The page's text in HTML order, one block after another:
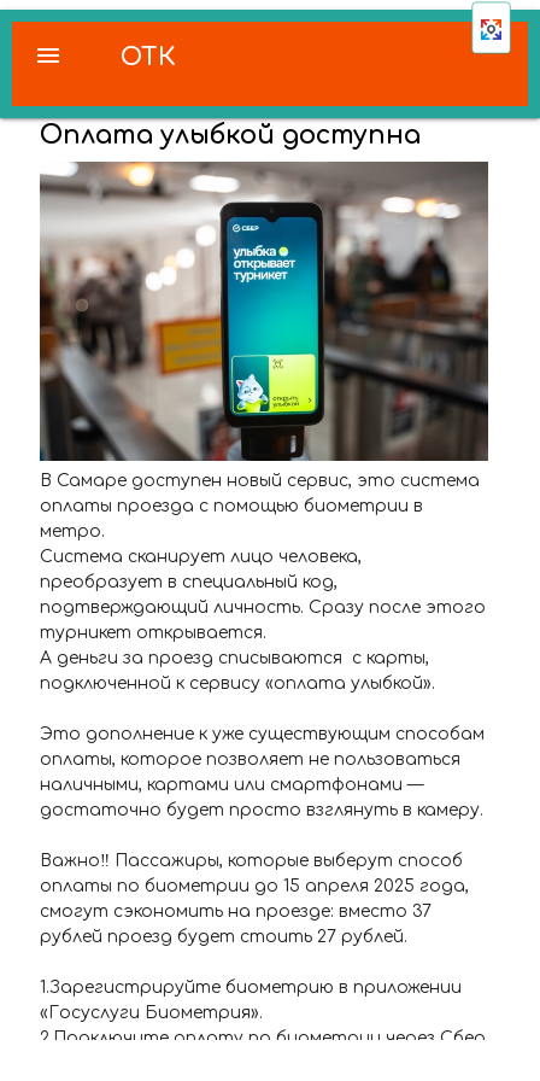
ОТК
menu
Оплата улыбкой доступна
В Самаре доступен новый сервис, это система
оплаты проезда с помощью биометрии в
метро.
Система сканирует лицо человека,
преобразует в специальный код,
подтверждающий личность. Сразу после этого
турникет открывается.
А деньги за проезд списываются с карты,
подключенной к сервису «оплата улыбкой».
Это дополнение к уже существующим способам
оплаты, которое позволяет не пользоваться
наличными, картами или смартфонами —
достаточно будет просто взглянуть в камеру.
Важно‼️ Пассажиры, которые выберут способ
оплаты по биометрии до 15 апреля 2025 года,
смогут сэкономить на проезде: вместо 37
рублей проезд будет стоить 27 рублей.
1.Зарегистрируйте биометрию в приложении
«Госуслуги Биометрия».
2.Подключите оплату по биометрии через Сбер